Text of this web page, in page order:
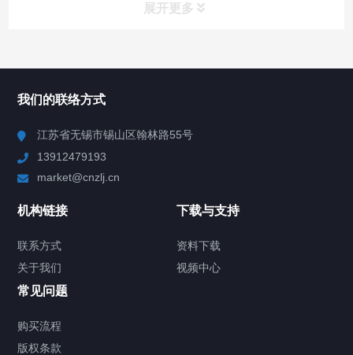
展开更多
Chiller高精度制冷循环器
TCU温度控制单元
Chiller气体控温系统
我们的联络方式
江苏省无锡市锡山区翰林路55号
13912479193
market@cnzlj.cn
机构链接
联系方式
关于我们
下载与支持
资料下载
视频中心
常见问题
购买流程
版权条款